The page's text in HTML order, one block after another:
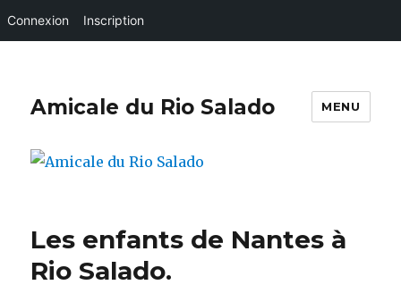
Connexion Inscription
Amicale du Rio Salado MENU
Les enfants de Nantes à
Rio Salado.